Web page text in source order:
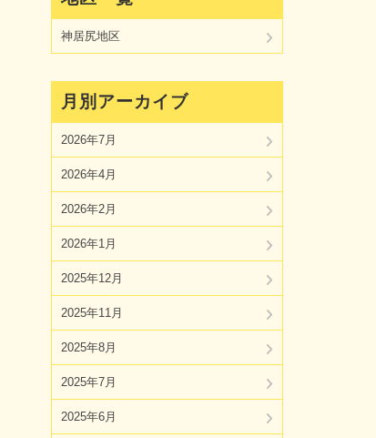
神居尻地区
月別アーカイブ
2026年7月
2026年4月
2026年2月
2026年1月
2025年12月
2025年11月
2025年8月
2025年7月
2025年6月